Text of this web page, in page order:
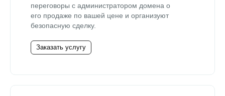
переговоры с администратором домена о
его продаже по вашей цене и организуют
безопасную сделку.
Заказать услугу